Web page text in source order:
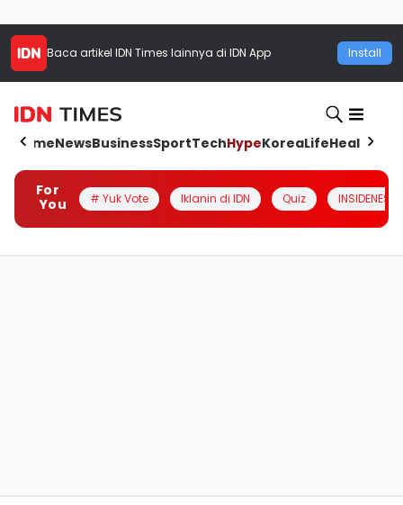
Baca artikel IDN Times lainnya di IDN App Install
HomeNewsBusinessSportTechHypeKoreaLifeHealth
For
You
# Yuk Vote Iklanin di IDN Quiz INSIDENESIA